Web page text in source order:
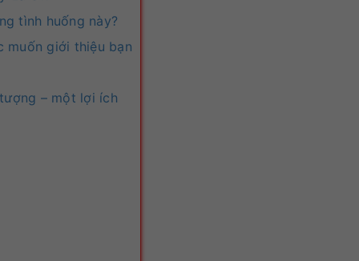
tình huống này?
muốn giới thiệu bạn
– một lợi ích